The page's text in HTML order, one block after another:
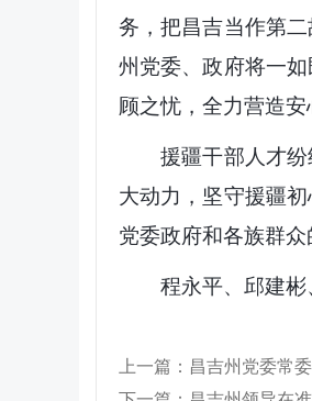
务，把昌吉当作第
州党委、政府将一
顾之忧，全力营造
援疆干部人才纷纷
大动力，坚守援疆
党委政府和各族群
程永平、邱建彬、
上一篇：昌吉州党委常